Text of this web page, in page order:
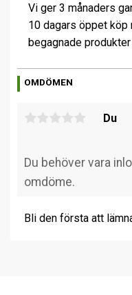
Vi ger 3 månaders
10 dagars öppet köp
begagnade
OMDÖMEN
Du
Bli den första att